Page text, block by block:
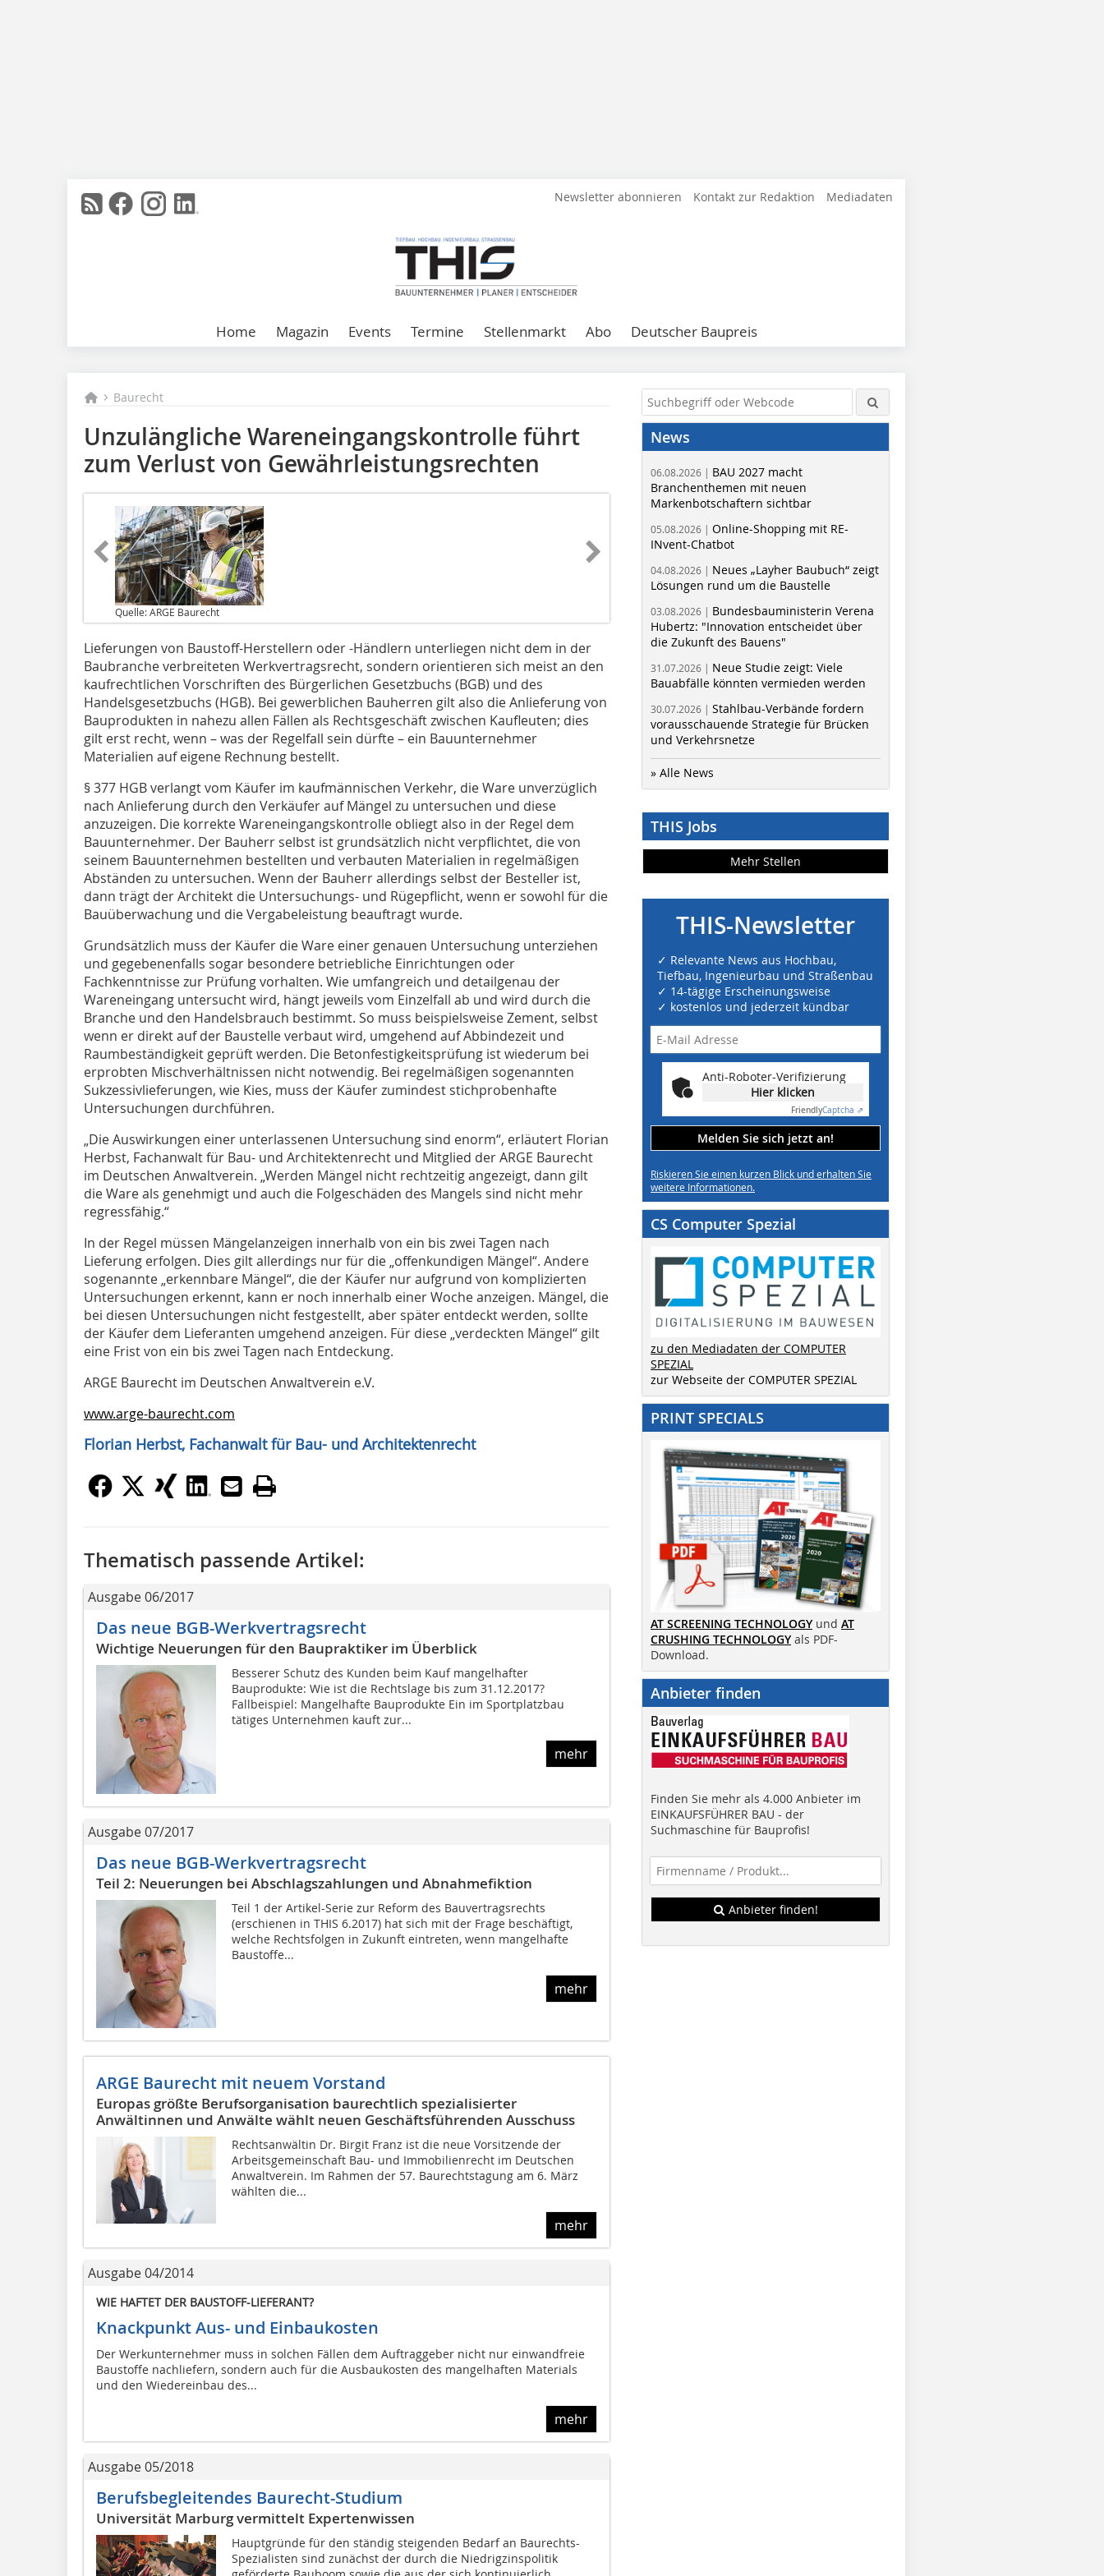
Newsletter abonnieren Kontakt zur Redaktion Mediadaten
Home Magazin Events Termine Stellenmarkt Abo Deutscher Baupreis
Baurecht
Unzulängliche Wareneingangskontrolle führt
zum Verlust von Gewährleistungsrechten
Quelle: ARGE Baurecht
Lieferungen von Baustoff-Herstellern oder -Händlern unterliegen nicht dem in der
Baubranche verbreiteten Werkvertragsrecht, sondern orientieren sich meist an den
kaufrechtlichen Vorschriften des Bürgerlichen Gesetzbuchs (BGB) und des
Handelsgesetzbuchs (HGB). Bei gewerblichen Bauherren gilt also die Anlieferung von
Bauprodukten in nahezu allen Fällen als Rechtsgeschäft zwischen Kaufleuten; dies
gilt erst recht, wenn – was der Regelfall sein dürfte – ein Bauunternehmer
Materialien auf eigene Rechnung bestellt.
§ 377 HGB verlangt vom Käufer im kaufmännischen Verkehr, die Ware unverzüglich
nach Anlieferung durch den Verkäufer auf Mängel zu untersuchen und diese
anzuzeigen. Die korrekte Wareneingangskontrolle obliegt also in der Regel dem
Bauunternehmer. Der Bauherr selbst ist grundsätzlich nicht verpflichtet, die von
seinem Bauunternehmen bestellten und verbauten Materialien in regelmäßigen
Abständen zu untersuchen. Wenn der Bauherr allerdings selbst der Besteller ist,
dann trägt der Architekt die Untersuchungs- und Rügepflicht, wenn er sowohl für die
Bauüberwachung und die Vergabeleistung beauftragt wurde.
Grundsätzlich muss der Käufer die Ware einer genauen Untersuchung unterziehen
und gegebenenfalls sogar besondere betriebliche Einrichtungen oder
Fachkenntnisse zur Prüfung vorhalten. Wie umfangreich und detailgenau der
Wareneingang untersucht wird, hängt jeweils vom Einzelfall ab und wird durch die
Branche und den Handelsbrauch bestimmt. So muss beispielsweise Zement, selbst
wenn er direkt auf der Baustelle verbaut wird, umgehend auf Abbindezeit und
Raumbeständigkeit geprüft werden. Die Betonfestigkeitsprüfung ist wiederum bei
erprobten Mischverhältnissen nicht notwendig. Bei regelmäßigen sogenannten
Sukzessivlieferungen, wie Kies, muss der Käufer zumindest stichprobenhafte
Untersuchungen durchführen.
„Die Auswirkungen einer unterlassenen Untersuchung sind enorm“, erläutert Florian
Herbst, Fachanwalt für Bau- und Architektenrecht und Mitglied der ARGE Baurecht
im Deutschen Anwaltverein. „Werden Mängel nicht rechtzeitig angezeigt, dann gilt
die Ware als genehmigt und auch die Folgeschäden des Mangels sind nicht mehr
regressfähig.“
In der Regel müssen Mängelanzeigen innerhalb von ein bis zwei Tagen nach
Lieferung erfolgen. Dies gilt allerdings nur für die „offenkundigen Mängel“. Andere
sogenannte „erkennbare Mängel“, die der Käufer nur aufgrund von komplizierten
Untersuchungen erkennt, kann er noch innerhalb einer Woche anzeigen. Mängel, die
bei diesen Untersuchungen nicht festgestellt, aber später entdeckt werden, sollte
der Käufer dem Lieferanten umgehend anzeigen. Für diese „verdeckten Mängel“ gilt
eine Frist von ein bis zwei Tagen nach Entdeckung.
ARGE Baurecht im Deutschen Anwaltverein e.V.
www.arge-baurecht.com
Florian Herbst, Fachanwalt für Bau- und Architektenrecht
Thematisch passende Artikel:
Ausgabe 06/2017
Das neue BGB-Werkvertragsrecht
Wichtige Neuerungen für den Baupraktiker im Überblick
Besserer Schutz des Kunden beim Kauf mangelhafter
Bauprodukte: Wie ist die Rechtslage bis zum 31.12.2017?
Fallbeispiel: Mangelhafte Bauprodukte Ein im Sportplatzbau
tätiges Unternehmen kauft zur...
mehr
Ausgabe 07/2017
Das neue BGB-Werkvertragsrecht
Teil 2: Neuerungen bei Abschlagszahlungen und Abnahmefiktion
Teil 1 der Artikel-Serie zur Reform des Bauvertragsrechts
(erschienen in THIS 6.2017) hat sich mit der Frage beschäftigt,
welche Rechtsfolgen in Zukunft eintreten, wenn mangelhafte
Baustoffe...
mehr
ARGE Baurecht mit neuem Vorstand
Europas größte Berufsorganisation baurechtlich spezialisierter
Anwältinnen und Anwälte wählt neuen Geschäftsführenden Ausschuss
Rechtsanwältin Dr. Birgit Franz ist die neue Vorsitzende der
Arbeitsgemeinschaft Bau- und Immobilienrecht im Deutschen
Anwaltverein. Im Rahmen der 57. Baurechtstagung am 6. März
wählten die...
mehr
Ausgabe 04/2014
WIE HAFTET DER BAUSTOFF-LIEFERANT?
Knackpunkt Aus- und Einbaukosten
Der Werkunternehmer muss in solchen Fällen dem Auftraggeber nicht nur einwandfreie
Baustoffe nachliefern, sondern auch für die Ausbaukosten des mangelhaften Materials
und den Wiedereinbau des...
mehr
Ausgabe 05/2018
Berufsbegleitendes Baurecht-Studium
Universität Marburg vermittelt Expertenwissen
Hauptgründe für den ständig steigenden Bedarf an Baurechts-
Spezialisten sind zunächst der durch die Niedrigzinspolitik
News
06.08.2026 | BAU 2027 macht
Branchenthemen mit neuen
Markenbotschaftern sichtbar
05.08.2026 | Online-Shopping mit RE-
INvent-Chatbot
04.08.2026 | Neues „Layher Baubuch“ zeigt
Lösungen rund um die Baustelle
03.08.2026 | Bundesbauministerin Verena
Hubertz: "Innovation entscheidet über
die Zukunft des Bauens"
31.07.2026 | Neue Studie zeigt: Viele
Bauabfälle könnten vermieden werden
30.07.2026 | Stahlbau-Verbände fordern
vorausschauende Strategie für Brücken
und Verkehrsnetze
» Alle News
THIS Jobs
Mehr Stellen
THIS-Newsletter
✓ Relevante News aus Hochbau,
Tiefbau, Ingenieurbau und Straßenbau
✓ 14-tägige Erscheinungsweise
✓ kostenlos und jederzeit kündbar
Anti-Roboter-Verifizierung
Hier klicken
FriendlyCaptcha ⇗
Melden Sie sich jetzt an!
Riskieren Sie einen kurzen Blick und erhalten Sie
weitere Informationen.
CS Computer Spezial
zu den Mediadaten der COMPUTER
SPEZIAL
zur Webseite der COMPUTER SPEZIAL
PRINT SPECIALS
AT SCREENING TECHNOLOGY und AT
CRUSHING TECHNOLOGY als PDF-
Download.
Anbieter finden
Finden Sie mehr als 4.000 Anbieter im
EINKAUFSFÜHRER BAU - der
Suchmaschine für Bauprofis!
Anbieter finden!